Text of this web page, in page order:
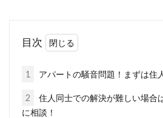
式ポストの基
は、ポスト...
目次
1 アパートの騒音問題！まずは住
2
住人同士での解決が難しい場合
に相談！